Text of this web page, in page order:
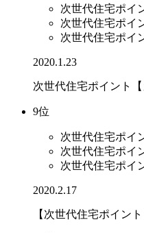
次世代住宅ポイ
次世代住宅ポイ
次世代住宅ポイ
2020.1.23
次世代住宅ポイント
9位
次世代住宅ポイ
次世代住宅ポイ
次世代住宅ポイ
2020.2.17
【次世代住宅ポイン